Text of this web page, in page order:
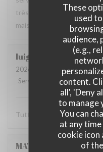
These
used
audience,
(e.g.,
content.
all', 'Deny
to manage
You can
at any
cookie
of
très bons. Mention
maison !
luigi
2026-06-07
- 14:30 -
Service
Ambiance: 5/5
Tutto molto buono.
MATHIEU